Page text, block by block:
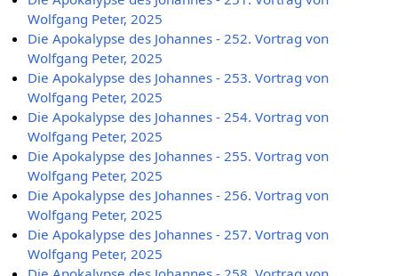
Wolfgang Peter, 2025
Die Apokalypse des Johannes - 252. Vortrag von
Wolfgang Peter, 2025
Die Apokalypse des Johannes - 253. Vortrag von
Wolfgang Peter, 2025
Die Apokalypse des Johannes - 254. Vortrag von
Wolfgang Peter, 2025
Die Apokalypse des Johannes - 255. Vortrag von
Wolfgang Peter, 2025
Die Apokalypse des Johannes - 256. Vortrag von
Wolfgang Peter, 2025
Die Apokalypse des Johannes - 257. Vortrag von
Wolfgang Peter, 2025